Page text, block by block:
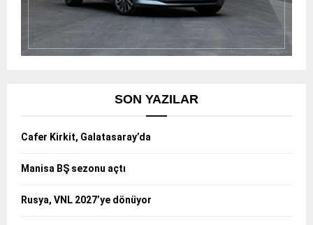
SON YAZILAR
Cafer Kirkit, Galatasaray’da
Manisa BŞ sezonu açtı
Rusya, VNL 2027’ye dönüyor